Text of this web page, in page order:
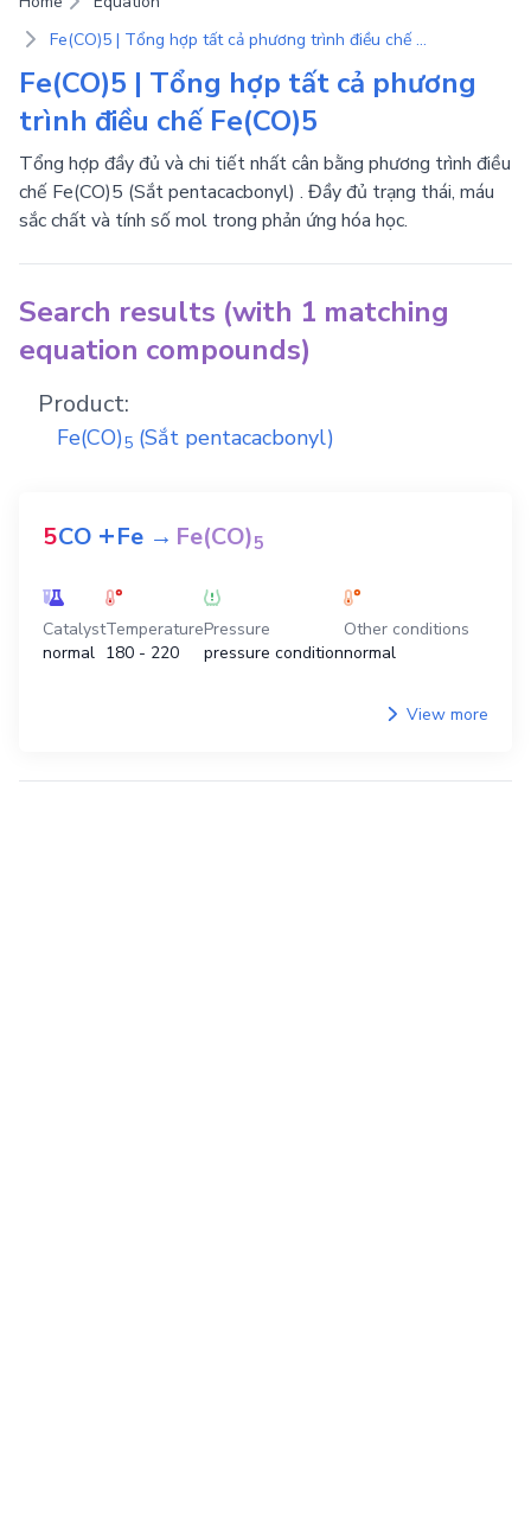
Fe(CO)5 | Tổng hợp tất cả phương trình điều chế Fe(CO)5
Fe(CO)5 | Tổng hợp tất cả phương
trình điều chế Fe(CO)5
Tổng hợp đầy đủ và chi tiết nhất cân bằng phương trình điều
chế Fe(CO)5 (Sắt pentacacbonyl) . Đầy đủ trạng thái, máu
sắc chất và tính số mol trong phản ứng hóa học.
Search results (with 1 matching
equation compounds)
Product:
Fe(CO)5 (Sắt pentacacbonyl)
5CO +Fe →Fe(CO)5
Catalyst
normal
Temperature
180 - 220
Pressure
pressure condition
Other conditions
normal
View more